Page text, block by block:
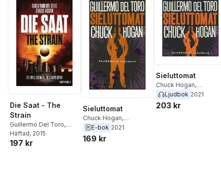
Die Saat - The
Strain
Guillermo Del Toro,
Chuck Hogan
Häftad, 2015
197 kr
Sieluttomat
Chuck Hogan,
Guillermo Del Toro
E-bok 2021
169 kr
Sieluttomat
Chuck Hogan,
Guillermo Del Toro
Ljudbok 2021
203 kr